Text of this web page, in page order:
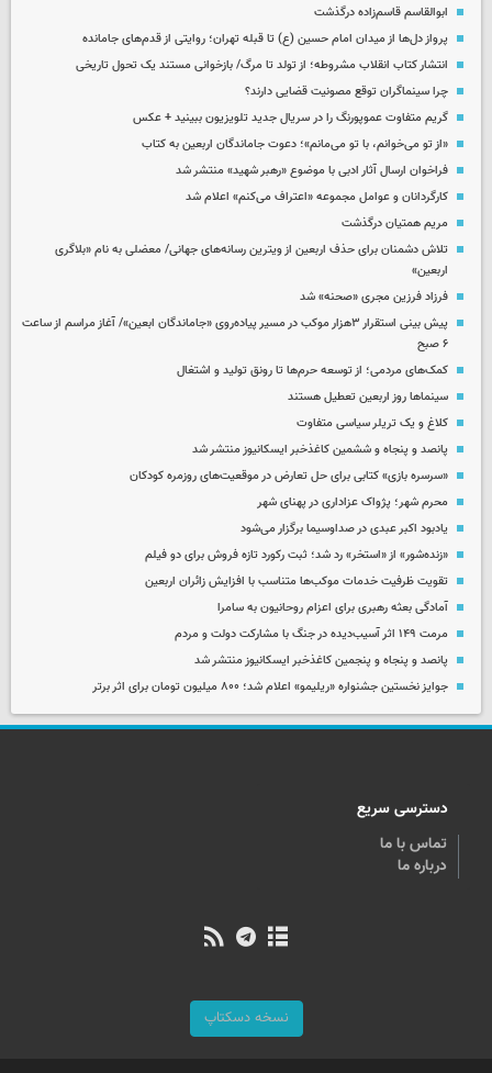
ابوالقاسم قاسم‌زاده درگذشت
پرواز دل‌ها از میدان امام حسین (ع) تا قبله تهران؛ روایتی از قدم‌های جامانده
انتشار کتاب انقلاب مشروطه؛ از تولد تا مرگ/ بازخوانی مستند یک تحول تاریخی
چرا سینماگران توقع مصونیت قضایی دارند؟
گریم متفاوت عموپورنگ را در سریال جدید تلویزیون ببینید + عکس
«از تو می‌خوانم، با تو می‌مانم»؛ دعوت جاماندگان اربعین به کتاب
فراخوان ارسال آثار ادبی با موضوع «رهبر شهید» منتشر شد
کارگردانان و عوامل مجموعه «اعتراف می‌کنم» اعلام شد
مریم همتیان درگذشت
تلاش دشمنان برای حذف اربعین از ویترین رسانه‌های جهانی/ معضلی به نام «بلاگری
اربعین»
فرزاد فرزین مجری «صحنه» شد
پیش بینی استقرار ۳هزار موکب در مسیر پیاده‌روی «جاماندگان ابعین»/ آغاز مراسم از ساعت
۶ صبح
کمک‌های مردمی؛ از توسعه حرم‌ها تا رونق تولید و اشتغال
سینماها روز اربعین تعطیل هستند
کلاغ و یک تریلر سیاسی متفاوت
پانصد و پنجاه و ششمین کاغذخبر ایسکانیوز منتشر شد
«سرسره بازی» کتابی برای حل تعارض در موقعیت‌های روزمره کودکان
محرم شهر؛ پژواک عزاداری در پهنای شهر
یادبود اکبر عبدی در صداوسیما برگزار می‌شود
«زنده‌شور» از «استخر» رد شد؛ ثبت رکورد تازه فروش برای دو فیلم
تقویت ظرفیت خدمات موکب‌ها متناسب با افزایش زائران اربعین
آمادگی بعثه رهبری برای اعزام روحانیون به سامرا
مرمت ۱۴۹ اثر آسیب‌دیده در جنگ با مشارکت دولت و مردم
پانصد و پنجاه و پنجمین کاغذخبر ایسکانیوز منتشر شد
جوایز نخستین جشنواره «ریلیمو» اعلام شد؛ ۸۰۰ میلیون تومان برای اثر برتر
دسترسی سریع
تماس با ما
درباره ما
نسخه دسکتاپ